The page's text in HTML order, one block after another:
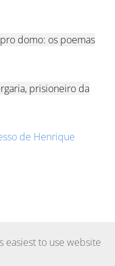
domo: os poemas
prisioneiro da
de Henrique
easiest to use website